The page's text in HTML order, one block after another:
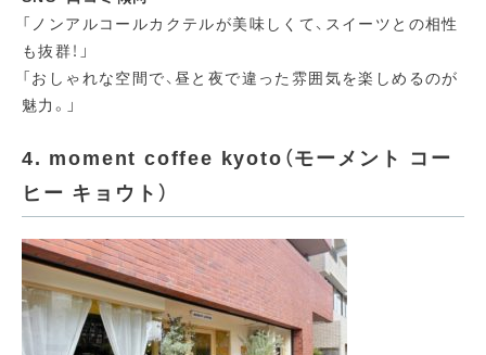
「ノンアルコールカクテルが美味しくて、スイーツとの相性
も抜群！」
「おしゃれな空間で、昼と夜で違った雰囲気を楽しめるのが
魅力。」
4. moment coffee kyoto（モーメント コー
ヒー キョウト）